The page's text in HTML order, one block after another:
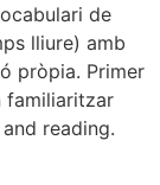
de
lliure) amb
pròpia. Primer
familiaritzar
reading.